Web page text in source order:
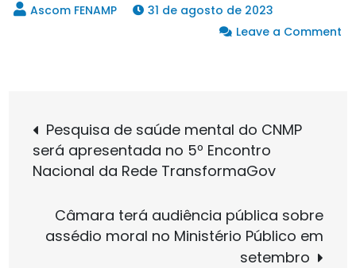
31 de agosto de 2023
Leave a Comment
serviço
concessão
Navegação
de
Post
Pesquisa de saúde mental do CNMP
será apresentada no 5º Encontro
Nacional da Rede TransformaGov
Câmara terá audiência pública sobre
assédio moral no Ministério Público em
setembro